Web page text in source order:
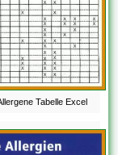
Tabelle Excel